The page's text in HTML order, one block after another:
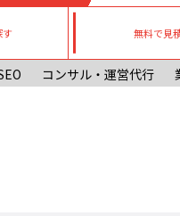
す
submenu
無料で見
コンサル・運営代行